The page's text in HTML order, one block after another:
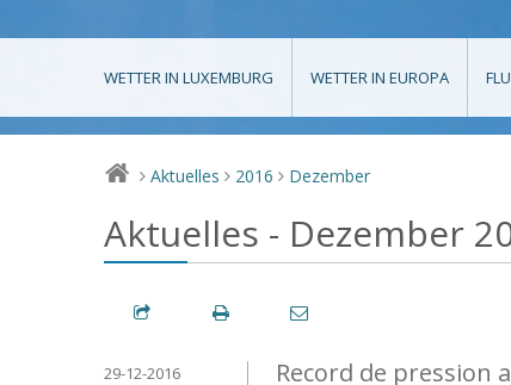
WETTER IN LUXEMBURG WETTER IN EUROPA
> Aktuelles > 2016 > Dezember
Aktuelles - Dezember
Record de pression
29-12-2016